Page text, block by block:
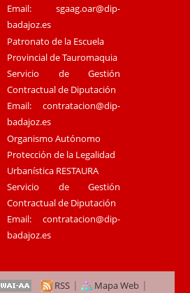
Email:sgaag.oar@dip-
badajoz.es
Patronato de la Escuela
Provincial de Tauromaquia
Servicio de Gestión
Contractual de Diputación
Email:contratacion@dip-
badajoz.es
Organismo Autónomo
Protección de la Legalidad
Urbanística RESTAURA
Servicio de Gestión
Contractual de Diputación
Email:contratacion@dip-
badajoz.es
RSS | Mapa Web |